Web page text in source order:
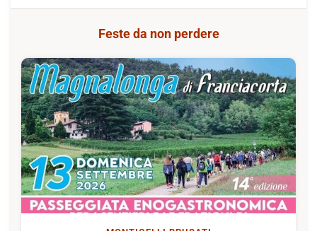
Feste da non perdere